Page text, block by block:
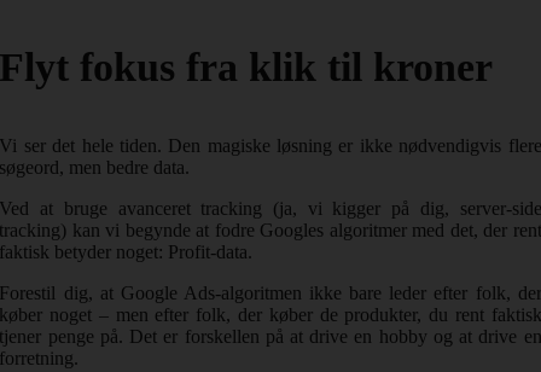
Flyt fokus fra klik til kroner
Vi ser det hele tiden. Den magiske løsning er ikke nødvendigvis flere
søgeord, men bedre data.
Ved at bruge avanceret tracking (ja, vi kigger på dig, server-side
tracking) kan vi begynde at fodre Googles algoritmer med det, der rent
faktisk betyder noget: Profit-data.
Forestil dig, at Google Ads-algoritmen ikke bare leder efter folk, der
køber noget – men efter folk, der køber de produkter, du rent faktisk
tjener penge på. Det er forskellen på at drive en hobby og at drive en
forretning.